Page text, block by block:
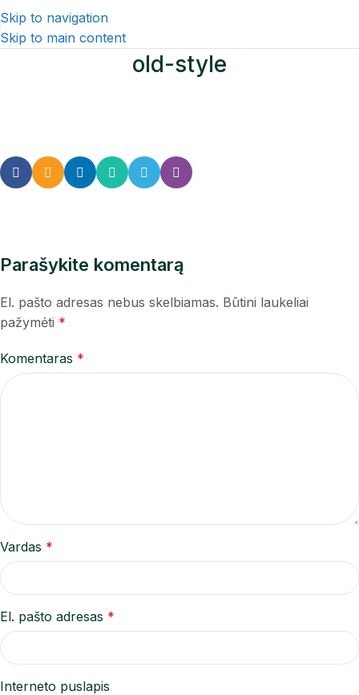
Skip to navigation
Skip to main content
old-style
Parašykite komentarą
El. pašto adresas nebus skelbiamas. Būtini laukeliai
pažymėti *
Komentaras *
Vardas *
El. pašto adresas *
Interneto puslapis